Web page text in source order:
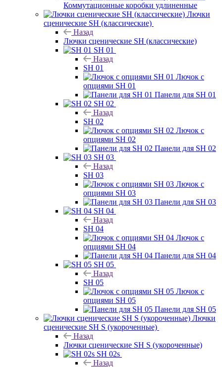
Коммутационные коробки удлиненные
Лючки
сценические SH (классические)
Назад
Лючки сценические SH (классические)
SH 01
Назад
SH 01
Лючок с
опциями SH 01
Панели для SH 01
SH 02
Назад
SH 02
Лючок с
опциями SH 02
Панели для SH 02
SH 03
Назад
SH 03
Лючок с
опциями SH 03
Панели для SH 03
SH 04
Назад
SH 04
Лючок с
опциями SH 04
Панели для SH 04
SH 05
Назад
SH 05
Лючок с
опциями SH 05
Панели для SH 05
Лючки
сценические SH S (укороченные)
Назад
Лючки сценические SH S (укороченные)
SH 02s
Назад